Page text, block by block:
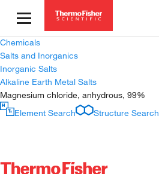
Chemicals
Salts and Inorganics
Inorganic Salts
Alkaline Earth Metal Salts
Magnesium chloride, anhydrous, 99%
Element Search
Structure Search